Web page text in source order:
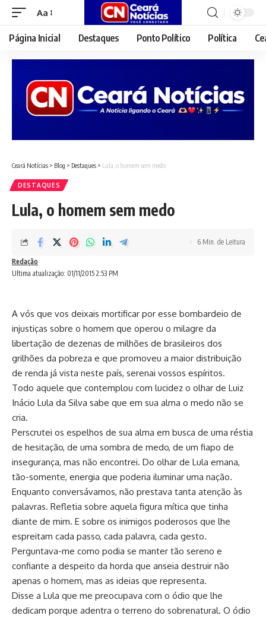
Font
Resizer
Aa
Página Inicial Destaques Ponto Político Política
Ceará Notícias > Blog > Destaques > Lula, o homem sem medo
DESTAQUES
Lula, o homem sem medo
Ultima atualização: 01/11/2015 2:53 PM
Redação
6 Min. de Leitura
A vós que vos deixais mortificar por esse bombardeio de
injustiças sobre o homem que operou o milagre da
libertação de dezenas de milhões de brasileiros dos
grilhões da pobreza e que promoveu a maior distribuição
de renda já vista neste país, serenai vossos espíritos.
Todo aquele que contemplou com lucidez o olhar de Luiz
Inácio Lula da Silva sabe que em sua alma o medo não se
cria.
Perscrutei os espelhos de sua alma em busca de uma réstia
de hesitação, de uma sombra de medo, de um fiapo de
insegurança, mas não encontrei. Do olhar de Lula emana,
tão-somente, energia que poderia iluminar uma nação.
Enquanto conversávamos, não prestava tanta atenção às
palavras. Refletia sobre aquela figura mítica que tinha
diante de mim. E sobre os inimigos poderosos que lhe
espreitam cada passo, cada palavra, cada gesto.
Perguntava-me como podia se manter tão sereno e
confiante a despeito da horda que anseia destruir não
apenas o homem, mas as ideias que representa.
Disse a Lula que me preocupava com o ódio que lhe
dedicam porque adentra o terreno do sobrenatural. O ódio